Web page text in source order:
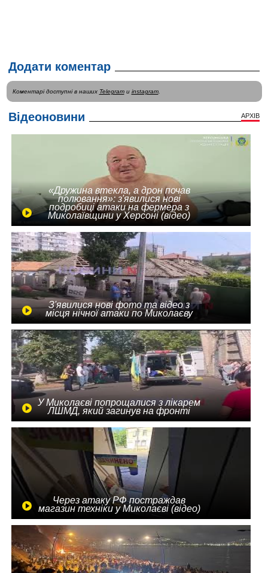
Додати коментар
Коментарі доступні в наших Telegramи instagram.
Відеоновини АРХІВ
«Дружина втекла, а дрон почав
полювання»: з'явилися нові
подробиці атаки на фермера з
Миколаївщини у Херсоні (відео)
З'явилися нові фото та відео з
місця нічної атаки по Миколаєву
У Миколаєві попрощалися з лікарем
ЛШМД, який загинув на фронті
Через атаку РФ постраждав
магазин техніки у Миколаєві (відео)